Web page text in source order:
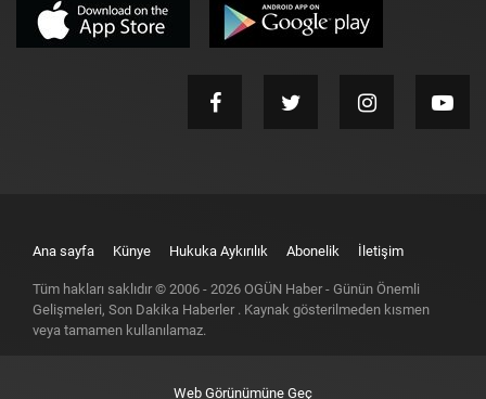
Ana sayfa Künye Hukuka Aykırılık Abonelik İletişim
Tüm hakları saklıdır © 2006 - 2026 OGÜN Haber - Günün Önemli
Gelişmeleri, Son Dakika Haberler . Kaynak gösterilmeden kısmen
veya tamamen kullanılamaz.
Web Görünümüne Geç